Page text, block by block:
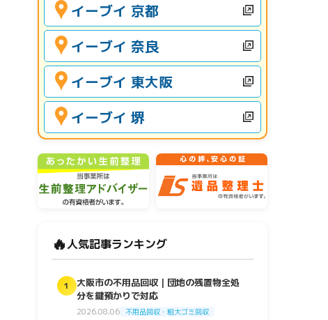
イーブイ 京都
イーブイ 奈良
イーブイ 東大阪
イーブイ 堺
🔥人気記事ランキング
1
大阪市の不用品回収｜団地の残置物全処
分を鍵預かりで対応
2026.08.06 不用品回収・粗大ゴミ回収